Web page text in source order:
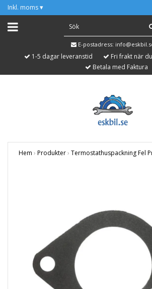
Inkl. moms ▾
E-postadress:
1-5 dagar leveranstid
Fri frakt när
Betala med Faktura
Hem › Produkter› Termostathuspackning Fel